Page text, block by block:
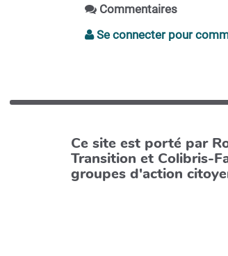
Commentaires
Se connecter pour
Ce site est porté par
Transition et Colibris-
groupes d'action